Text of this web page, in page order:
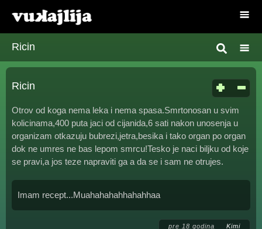
Ricin
Ricin
Otrov od koga nema leka i nema spasa.Smrtonosan u svim
kolicinama,400 puta jaci od cijanida,6 sati nakon unosenja u
organizam otkazuju bubrezi,jetra,besika i tako organ po organ
dok ne umres ne bas lepom smrcu!Tesko je naci biljku od koje
se pravi,a jos teze napraviti ga a da se i sam ne otrujes.
Imam recept...Muahahahahhahahhaa
pre 18 godina Kimi